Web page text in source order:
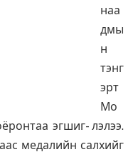
наа
дмы
н
тэнг
эрт
Мо
эгшиг- лэлээ.
медалийн салхийг